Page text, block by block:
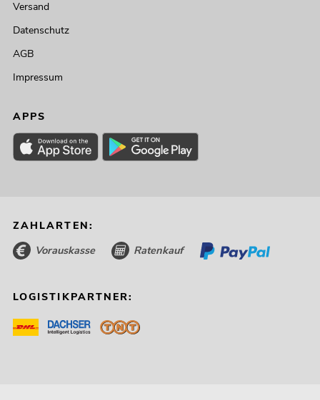
Versand
Datenschutz
AGB
Impressum
APPS
ZAHLARTEN:
Vorauskasse Ratenkauf
LOGISTIKPARTNER: